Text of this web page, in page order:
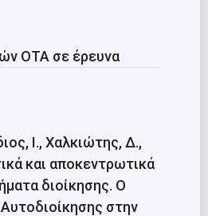
ΟΤΑ σε έρευνα
Ι., Χαλκιώτης, Δ.,
και αποκεντρωτικά
διοίκησης. Ο
στην